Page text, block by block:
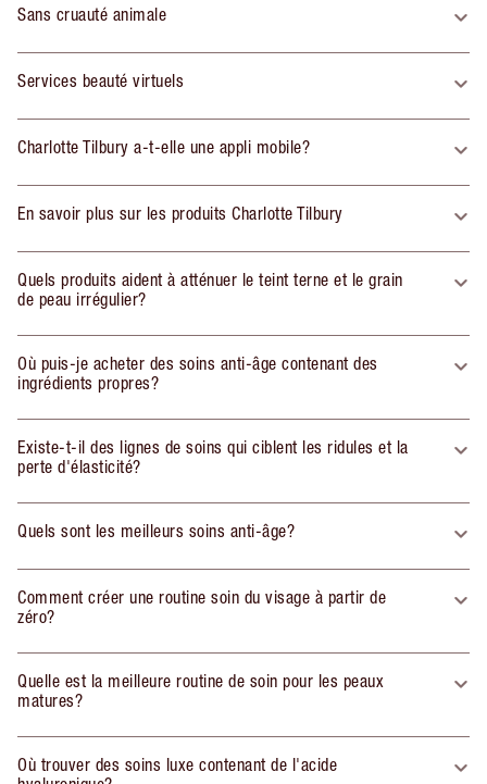
Sans cruauté animale
Services beauté virtuels
Charlotte Tilbury a-t-elle une appli mobile?
En savoir plus sur les produits Charlotte Tilbury
Quels produits aident à atténuer le teint terne et le grain
de peau irrégulier?
Où puis-je acheter des soins anti-âge contenant des
ingrédients propres?
Existe-t-il des lignes de soins qui ciblent les ridules et la
perte d'élasticité?
Quels sont les meilleurs soins anti-âge?
Comment créer une routine soin du visage à partir de
zéro?
Quelle est la meilleure routine de soin pour les peaux
matures?
Où trouver des soins luxe contenant de l'acide